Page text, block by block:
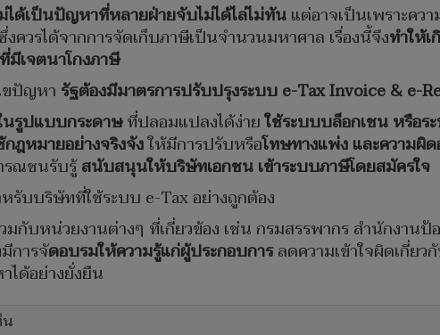
ได้เป็นปัญหาที่หลายฝ่ายจับไม่ได้ไล่ไม่ทันแต่อาจเป็นเพราะคว
ควรได้จากการจัดเก็บภาษีเป็นจำนวนมหาศาล เรื่องนี้จึงทำให้
เจตนาโกงภาษี
ขปัญหา รัฐต้องมีมาตรการปรับปรุงระบบe-Tax Invoice & e-
นรูปแบบกระดาษที่ปลอมแปลงได้ง่ายใช้ระบบบล็อกเชน หรือร
ฎหมายอย่างจริงจังให้มีการปรับหรือโทษทางแพ่ง และความผิ
รณชนรับรู้สนับสนุนให้บริษัทเอกชน เข้าระบบภาษีโดยสมัครใจ
รับบริษัทที่ใช้ระบบ e-Tax อย่างถูกต้อง
มกับหน่วยงานต่างๆ ที่เกี่ยวข้อง เช่น กรมสรรพากร สำนักงา
การจัดอบรมให้ความรู้แก่ผู้ประกอบการลดความเข้าใจผิดเกี่ยว
ได้อย่างยั่งยืน
น